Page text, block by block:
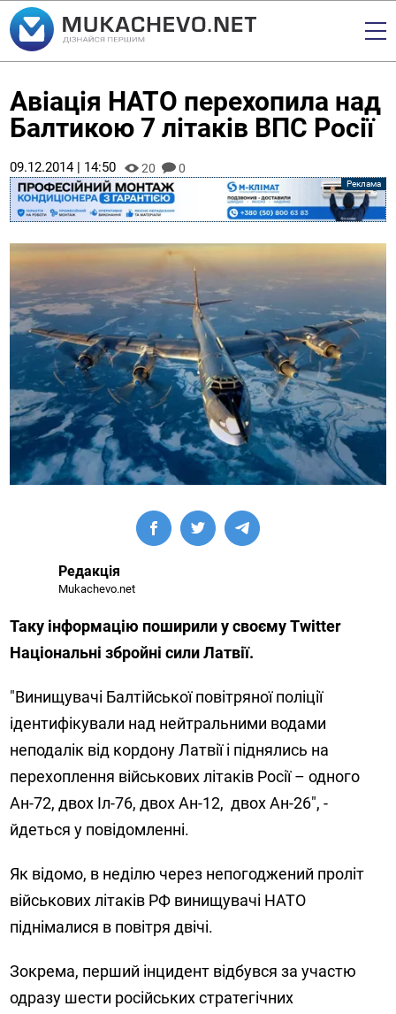
Авіація НАТО перехопила над
Балтикою 7 літаків ВПС Росії
09.12.2014 | 14:50 20 0
Редакція
Mukachevo.net
Таку інформацію поширили у своєму Twitter
Національні збройні сили Латвії.
"Винищувачі Балтійської повітряної поліції
ідентифікували над нейтральними водами
неподалік від кордону Латвії і піднялись на
перехоплення військових літаків Росії – одного
Ан-72, двох Іл-76, двох Ан-12, двох Ан-26", -
йдеться у повідомленні.
Як відомо, в неділю через непогоджений проліт
військових літаків РФ винищувачі НАТО
піднімалися в повітря двічі.
Зокрема, перший інцидент відбувся за участю
одразу шести російських стратегічних